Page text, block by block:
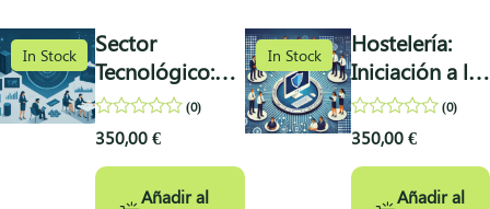
In Stock
Sector
Tecnológico:
Iniciación a la
Protección de
Datos
0
out
of
5
(0)
350,00€
Añadir al
In Stock
Hostelería:
Iniciación a la
Protección de
Datos
0
out
of
5
(0)
350,00€
Añadir al